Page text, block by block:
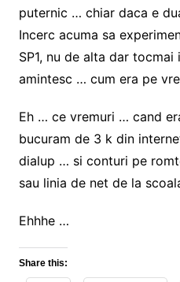
puternic … chiar daca e
Incerc acuma sa
SP1, nu de alta dar
amintesc … cum era pe
Eh … ce vremuri … cand
bucuram de 3 k din
dialup … si conturi pe
sau linia de net de la
Ehhhe …
Share this: